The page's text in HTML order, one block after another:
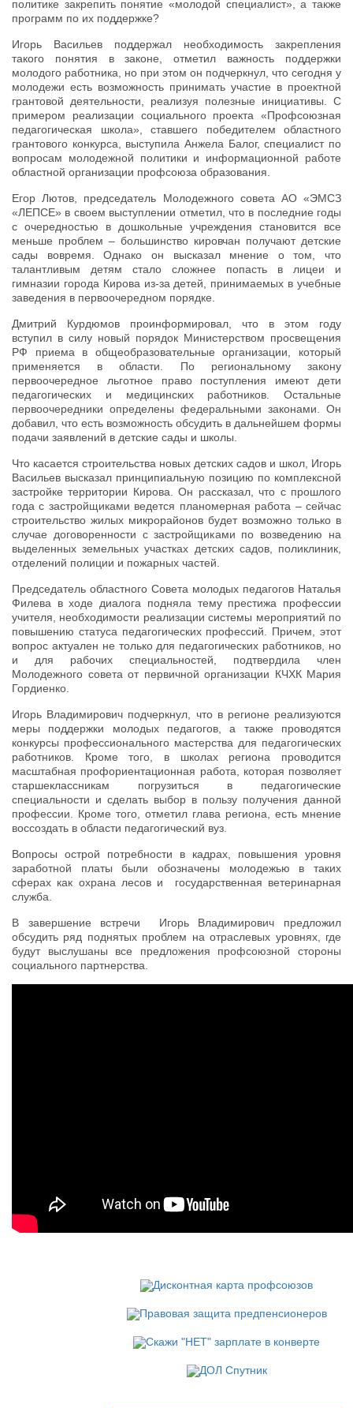
политике закрепить понятие «молодой специалист», а также
программ по их поддержке?
Игорь Васильев поддержал необходимость закрепления
такого понятия в законе, отметил важность поддержки
молодого работника, но при этом он подчеркнул, что сегодня у
молодежи есть возможность принимать участие в проектной
грантовой деятельности, реализуя полезные инициативы. С
примером реализации социального проекта «Профсоюзная
педагогическая школа», ставшего победителем областного
грантового конкурса, выступила Анжела Балог, специалист по
вопросам молодежной политики и информационной работе
областной организации профсоюза образования.
Егор Лютов, председатель Молодежного совета АО «ЭМСЗ
«ЛЕПСЕ» в своем выступлении отметил, что в последние годы
с очередностью в дошкольные учреждения становится все
меньше проблем – большинство кировчан получают детские
сады вовремя. Однако он высказал мнение о том, что
талантливым детям стало сложнее попасть в лицеи и
гимназии города Кирова из-за детей, принимаемых в учебные
заведения в первоочередном порядке.
Дмитрий Курдюмов проинформировал, что в этом году
вступил в силу новый порядок Министерством просвещения
РФ приема в общеобразовательные организации, который
применяется в области. По региональному закону
первоочередное льготное право поступления имеют дети
педагогических и медицинских работников. Остальные
первоочередники определены федеральными законами. Он
добавил, что есть возможность обсудить в дальнейшем формы
подачи заявлений в детские сады и школы.
Что касается строительства новых детских садов и школ, Игорь
Васильев высказал принципиальную позицию по комплексной
застройке территории Кирова. Он рассказал, что с прошлого
года с застройщиками ведется планомерная работа – сейчас
строительство жилых микрорайонов будет возможно только в
случае договоренности с застройщиками по возведению на
выделенных земельных участках детских садов, поликлиник,
отделений полиции и пожарных частей.
Председатель областного Совета молодых педагогов Наталья
Филева в ходе диалога подняла тему престижа профессии
учителя, необходимости реализации системы мероприятий по
повышению статуса педагогических профессий. Причем, этот
вопрос актуален не только для педагогических работников, но
и для рабочих специальностей, подтвердила член
Молодежного совета от первичной организации КЧХК Мария
Гордиенко.
Игорь Владимирович подчеркнул, что в регионе реализуются
меры поддержки молодых педагогов, а также проводятся
конкурсы профессионального мастерства для педагогических
работников. Кроме того, в школах региона проводится
масштабная профориентационная работа, которая позволяет
старшеклассникам погрузиться в педагогические
специальности и сделать выбор в пользу получения данной
профессии. Кроме того, отметил глава региона, есть мнение
воссоздать в области педагогический вуз.
Вопросы острой потребности в кадрах, повышения уровня
заработной платы были обозначены молодежью в таких
сферах как охрана лесов и государственная ветеринарная
служба.
В завершение встречи Игорь Владимирович предложил
обсудить ряд поднятых проблем на отраслевых уровнях, где
будут выслушаны все предложения профсоюзной стороны
социального партнерства.